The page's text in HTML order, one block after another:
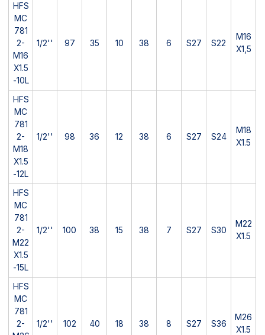
HFS
MC
781
2-
M16
X1.5
-10L
1/2'' 97 35 10 38 6 S27 S22
M16
X1,5
HFS
MC
781
2-
M18
X1.5
-12L
1/2'' 98 36 12 38 6 S27 S24
M18
X1.5
HFS
MC
781
2-
M22
X1.5
-15L
1/2'' 100 38 15 38 7 S27 S30
M22
X1.5
HFS
MC
781
2-
1/2'' 102 40 18 38 8 S27 S36
M26
X1.5